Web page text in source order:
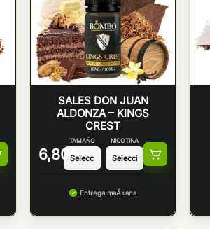
SALES DON JUAN
ALDONZA – KINGS
CREST
6,80 €
TAMAÑO NICOTINA
Entrega maÃ±ana